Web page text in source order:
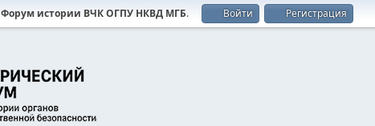
Форум истории ВЧК ОГПУ НКВД МГБ. Войти Регистрация